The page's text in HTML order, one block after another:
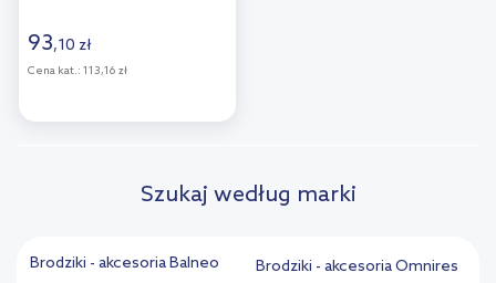
93,10 zł
Cena kat.: 113,16 zł
Szukaj według marki
Brodziki - akcesoria Balneo
Brodziki - akcesoria Omnires